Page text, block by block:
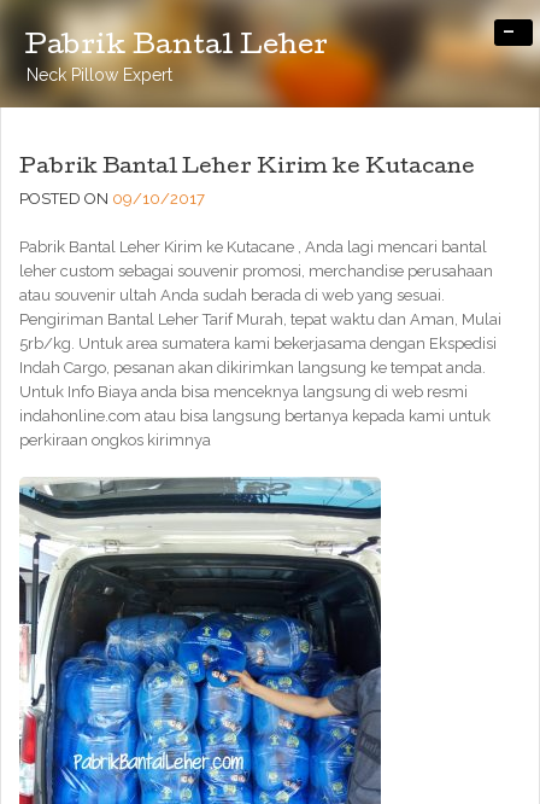
Pabrik Bantal Leher
Neck Pillow Expert
-
Pabrik Bantal Leher Kirim ke Kutacane
POSTED ON 09/10/2017
Pabrik Bantal Leher Kirim ke Kutacane , Anda lagi mencari bantal
leher custom sebagai souvenir promosi, merchandise perusahaan
atau souvenir ultah Anda sudah berada di web yang sesuai.
Pengiriman Bantal Leher Tarif Murah, tepat waktu dan Aman, Mulai
5rb/kg. Untuk area sumatera kami bekerjasama dengan Ekspedisi
Indah Cargo, pesanan akan dikirimkan langsung ke tempat anda.
Untuk Info Biaya anda bisa menceknya langsung di web resmi
indahonline.com atau bisa langsung bertanya kepada kami untuk
perkiraan ongkos kirimnya